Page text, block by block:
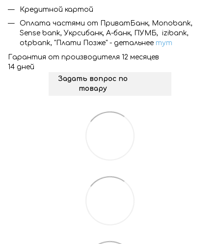
Кредитной картой
Оплата частями от ПриватБанк, Monobank,
Sense bank, Укрсибанк, А-банк, ПУМБ, izibank,
otpbank, "Плати Позже" - детальнее тут
Гарантия от производителя 12 месяцев
14 дней
Задать вопрос по
товару